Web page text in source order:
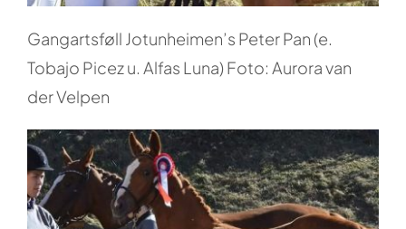
Gangartsføll Jotunheimen’s Peter Pan (e.
Tobajo Picez u. Alfas Luna) Foto: Aurora van
der Velpen